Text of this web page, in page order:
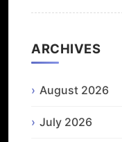
ARCHIVES
August 2026
July 2026